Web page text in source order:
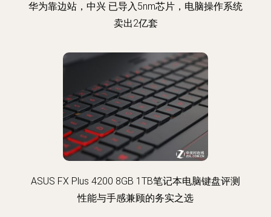
华为靠边站，中兴 已导入5nm芯片，电脑操作系统
卖出2亿套
ASUS FX Plus 4200 8GB 1TB笔记本电脑键盘评测
性能与手感兼顾的务实之选